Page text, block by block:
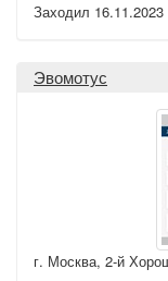
Заходил 16.11.2023
Эвомотус
г. Москва, 2-й